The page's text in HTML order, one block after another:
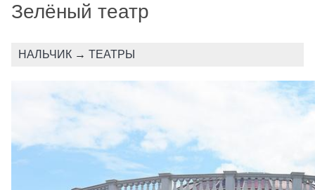
Зелёный театр
НАЛЬЧИК → ТЕАТРЫ